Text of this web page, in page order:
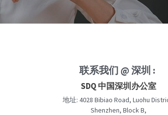
联系我们 @ 深圳 :
SDQ 中国深圳办公室
地址: 4028 Bibiao Road, Luohu
Shenzhen, Block B,